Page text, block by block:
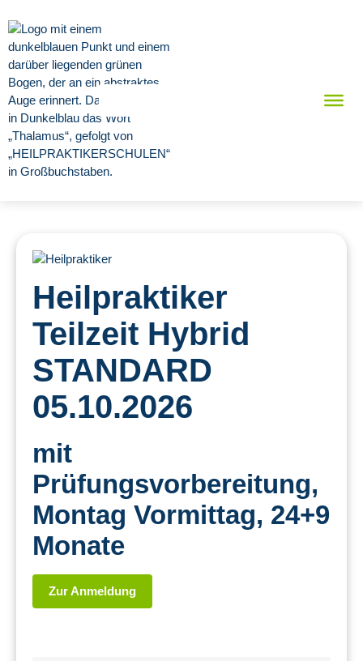
Heilpraktiker
Teilzeit Hybrid
STANDARD
05.10.2026
mit
Prüfungsvorbereitung,
Montag Vormittag, 24+9
Monate
Zur Anmeldung